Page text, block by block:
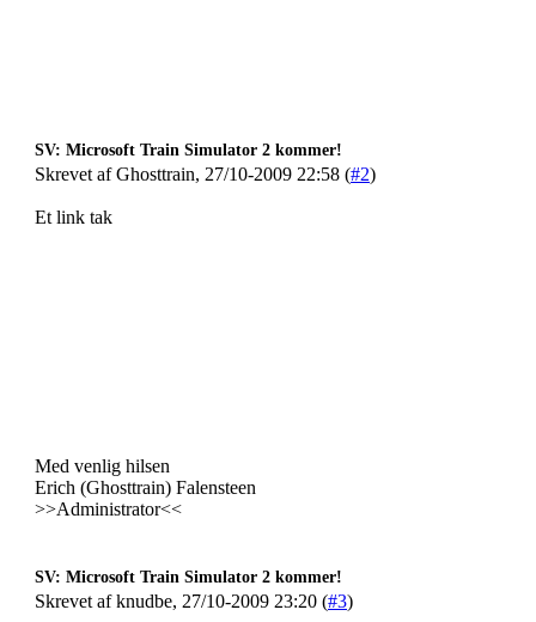
SV: Microsoft Train Simulator 2 kommer!
Skrevet af Ghosttrain, 27/10-2009 22:58 (#2)
Et link tak
Med venlig hilsen
Erich (Ghosttrain) Falensteen
>>Administrator<<
SV: Microsoft Train Simulator 2 kommer!
Skrevet af knudbe, 27/10-2009 23:20 (#3)